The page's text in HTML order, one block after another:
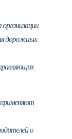
дорожных
применяют
о